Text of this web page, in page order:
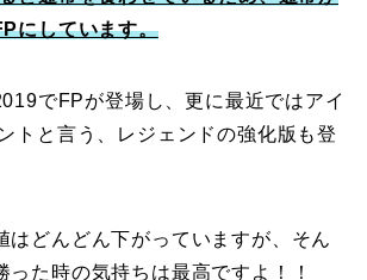
にしています。
でFPが登場し、更に最近ではアイ
トと言う、レジェンドの強化版も登
はどんどん下がっていますが、そん
った時の気持ちは最高ですよ！！